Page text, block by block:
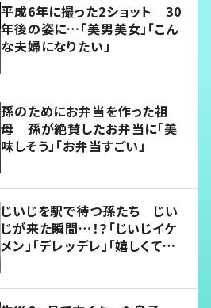
平成6年に撮った2ショット 30
年後の姿に…「美男美女」「こん
な夫婦になりたい」
孫のためにお弁当を作った祖
母 孫が絶賛したお弁当に「美
味しそう」「お弁当すごい」
じいじを駅で待つ孫たち じい
じが来た瞬間…！？「じいじイケ
メン」「デレッデレ」「嬉しくて可